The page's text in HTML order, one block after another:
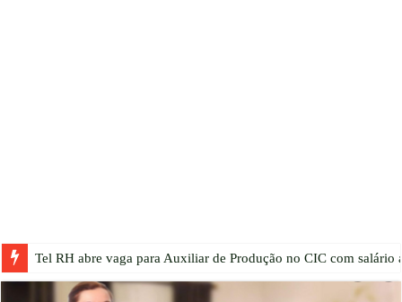
Tel RH abre vaga para Auxiliar de Produção no CIC com salário